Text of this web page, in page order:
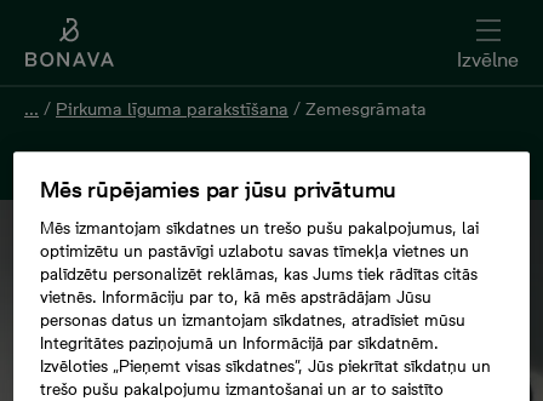
Izvēlne
... / Pirkuma līguma parakstīšana / Zemesgrāmata
Garantija
Mēs rūpējamies par jūsu privātumu
Mēs izmantojam sīkdatnes un trešo pušu pakalpojumus, lai
optimizētu un pastāvīgi uzlabotu savas tīmekļa vietnes un
palīdzētu personalizēt reklāmas, kas Jums tiek rādītas citās
vietnēs. Informāciju par to, kā mēs apstrādājam Jūsu
personas datus un izmantojam sīkdatnes, atradīsiet mūsu
Integritātes paziņojumā un Informācijā par sīkdatnēm.
Izvēloties „Pieņemt visas sīkdatnes”, Jūs piekrītat sīkdatņu un
trešo pušu pakalpojumu izmantošanai un ar to saistīto